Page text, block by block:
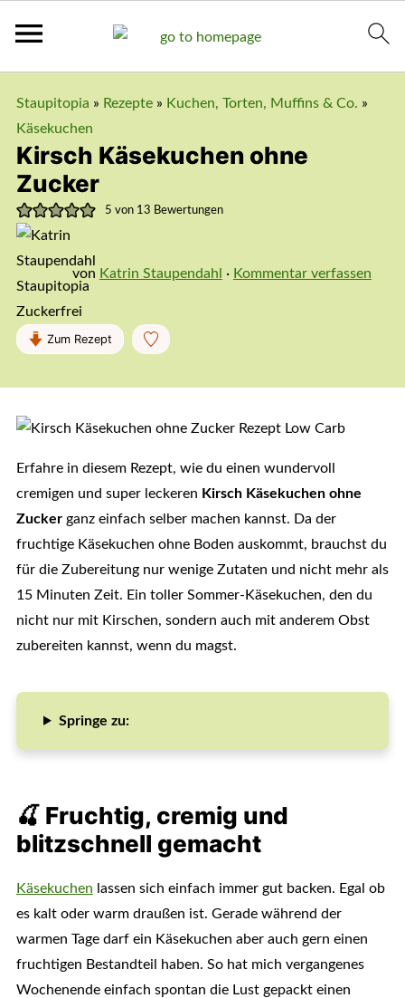
Staupitopia » Rezepte» Kuchen, Torten, Muffins & Co. »
Käsekuchen
Kirsch Käsekuchen ohne
Zucker
5 von 13 Bewertungen
von Katrin Staupendahl · Kommentar verfassen
Zum Rezept
Erfahre in diesem Rezept, wie du einen wundervoll
cremigen und super leckeren Kirsch Käsekuchen ohne
Zuckerganz einfach selber machen kannst. Da der
fruchtige Käsekuchen ohne Boden auskommt, brauchst du
für die Zubereitung nur wenige Zutaten und nicht mehr als
15 Minuten Zeit. Ein toller Sommer-Käsekuchen, den du
nicht nur mit Kirschen, sondern auch mit anderem Obst
zubereiten kannst, wenn du magst.
Springe zu:
🍒 Fruchtig, cremig und
blitzschnell gemacht
Käsekuchen lassen sich einfach immer gut backen. Egal ob
es kalt oder warm draußen ist. Gerade während der
warmen Tage darf ein Käsekuchen aber auch gern einen
fruchtigen Bestandteil haben. So hat mich vergangenes
Wochenende einfach spontan die Lust gepackt einen